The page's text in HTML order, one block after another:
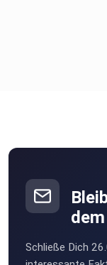
Schließe Dich